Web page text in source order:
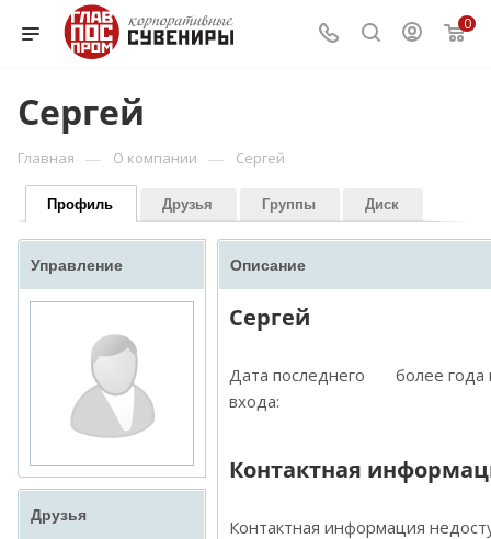
0
Сергей
Главная — О компании — Сергей
Профиль Друзья Группы Диск
Управление
Друзья
Описание
Сергей
Дата последнего
входа:
более года
Контактная
Контактная информация